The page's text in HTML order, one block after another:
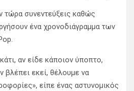
τώρα συνεντεύξεις καθώς
ένα χρονοδιάγραμμα των
αν είδε κάποιον ύποπτο,
εκεί, θέλουμε να
είπε ένας αστυνομικός